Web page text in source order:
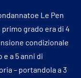
Le Pen
grado era di 4
condizionale
e a 5 anni di
– portandola a 3